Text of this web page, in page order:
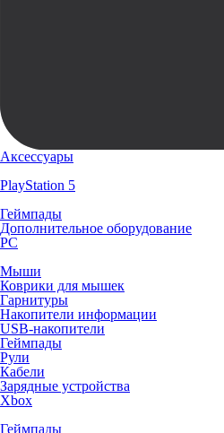
Аксессуары
PlayStation 5
Геймпады
Дополнительное оборудование
PC
Мыши
Коврики для мышек
Гарнитуры
Накопители информации
USB-накопители
Геймпады
Рули
Кабели
Зарядные устройства
Xbox
Геймпады